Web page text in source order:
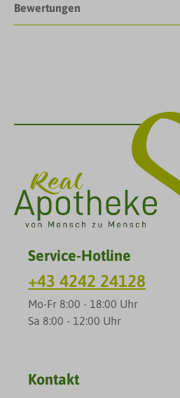
Bewertungen
Service-Hotline
+43 4242 24128
Mo-Fr 8:00 - 18:00 Uhr
Sa 8:00 - 12:00 Uhr
Kontakt